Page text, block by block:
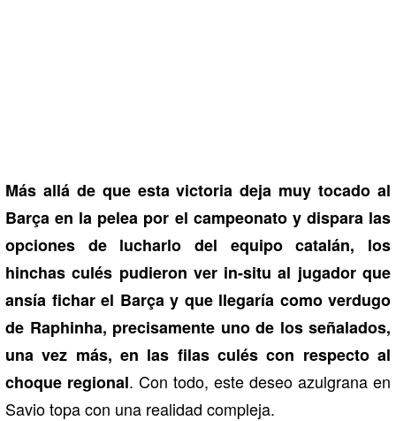
Más allá de que esta victoria deja muy tocado al
Barça en la pelea por el campeonato y dispara las
opciones de lucharlo del equipo catalán, los
hinchas culés pudieron ver in-situ al jugador que
ansía fichar el Barça y que llegaría como verdugo
de Raphinha, precisamente uno de los señalados,
una vez más, en las filas culés con respecto al
choque regional. Con todo, este deseo azulgrana en
Savio topa con una realidad compleja.